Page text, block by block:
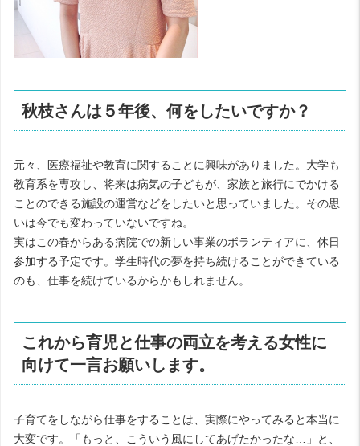
秋枝さんは５年後、何をしたいですか？
元々、医療福祉や教育に関することに興味がありました。大学も
教育系を専攻し、将来は病気の子どもが、家族と旅行にでかける
ことのできる施設の運営などをしたいと思っていました。その思
いは今でも変わっていないですね。
実はこの春からある病院での新しい事業のボランティアに、休日
参加する予定です。学生時代の夢を持ち続けることができている
のも、仕事を続けているからかもしれません。
これから育児と仕事の両立を考える女性に
向けて一言お願いします。
子育てをしながら仕事をすることは、実際にやってみると本当に
大変です。「もっと、こういう風にしてあげたかったな…」と、